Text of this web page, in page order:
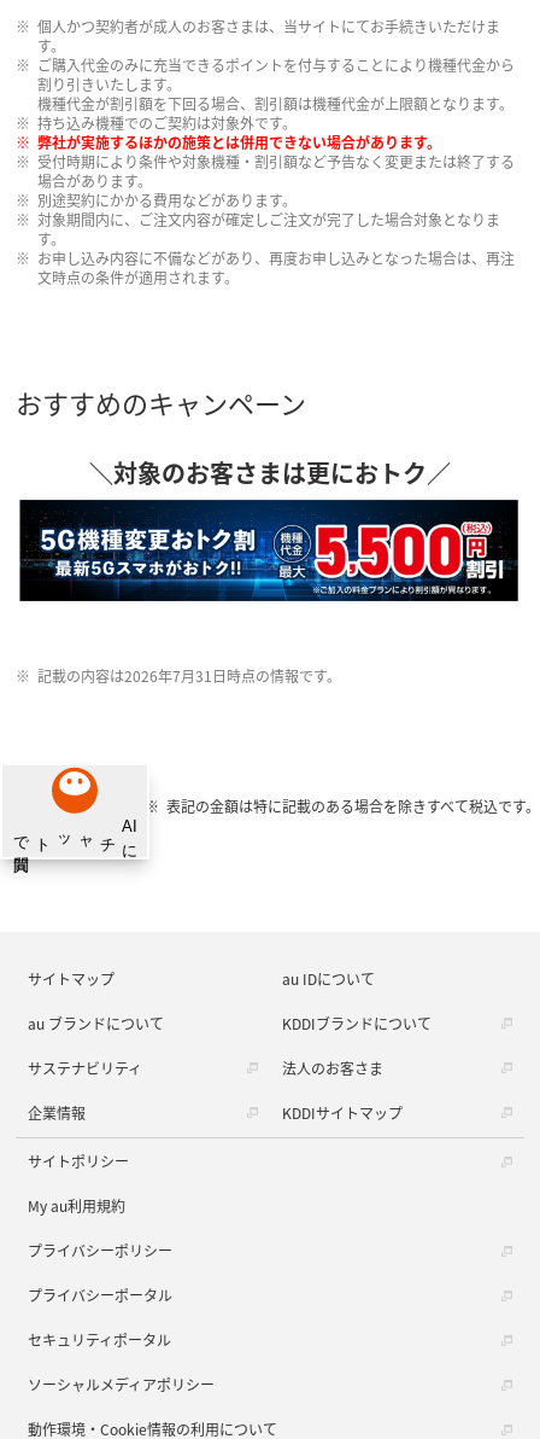
個人かつ契約者が成人のお客さまは、当サイトにてお手続きいただけま
す。
ご購入代金のみに充当できるポイントを付与することにより機種代金から
割り引きいたします。
機種代金が割引額を下回る場合、割引額は機種代金が上限額となります。
持ち込み機種でのご契約は対象外です。
弊社が実施するほかの施策とは併用できない場合があります。
受付時期により条件や対象機種・割引額など予告なく変更または終了する
場合があります。
別途契約にかかる費用などがあります。
対象期間内に、ご注文内容が確定しご注文が完了した場合対象となりま
す。
お申し込み内容に不備などがあり、再度お申し込みとなった場合は、再注
文時点の条件が適用されます。
おすすめのキャンペーン
＼対象のお客さまは更におトク／
記載の内容は2026年7月31日時点の情報です。
表記の金額は特に記載のある場合を除きすべて税込です。
サイトマップ au IDについて
au ブランドについて KDDIブランドについて
サステナビリティ 法人のお客さま
企業情報 KDDIサイトマップ
サイトポリシー
My au利用規約
プライバシーポリシー
プライバシーポータル
セキュリティポータル
ソーシャルメディアポリシー
動作環境・Cookie情報の利用について